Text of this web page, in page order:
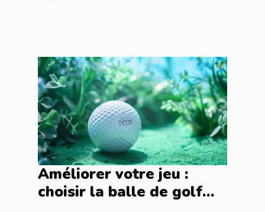
Améliorer votre jeu :
choisir la balle de golf